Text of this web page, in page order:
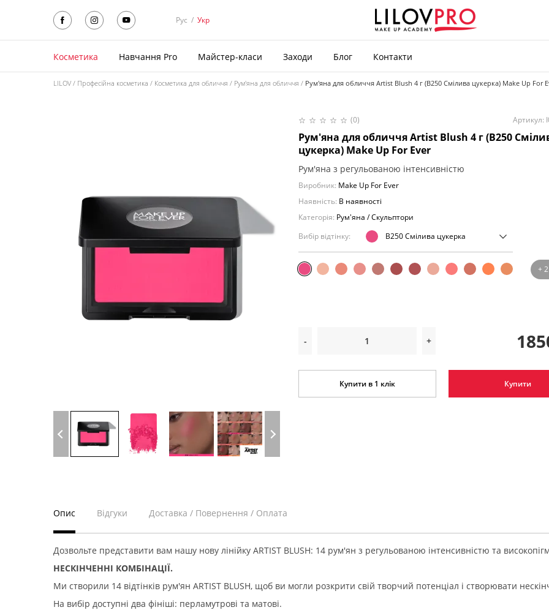
Рус / Укр
Косметика Навчання Pro Майстер-класи Заходи Блог Контакти
LILOV Професійна косметика Косметика для обличчя Рум'яна для обличчя Рум'яна для обличчя Artist Blush 4 г (B250 Смілива цукерка) Make Up For
(0) Артикул:
Рум'яна для обличчя Artist Blush 4 г (B250
цукерка) Make Up For Ever
Рум'яна з регульованою інтенсивністю
Виробник: Make Up For Ever
Наявність: В наявності
Категорія: Рум'яна / Скульптори
- +
Купити в 1 клік Купити
Вибір відтінку: B250 Смілива цукерка
+
Опис Відгуки Доставка / Повернення / Оплата
Дозвольте представити вам нашу нову лінійку ARTIST BLUSH: 14 рум'ян з регульованою інтенсивністю та
НЕСКІНЧЕННІ КОМБІНАЦІЇ.
Ми створили 14 відтінків рум'ян ARTIST BLUSH, щоб ви могли розкрити свій творчий потенціал і створювати
На вибір доступні два фініші: перламутрові та матові.